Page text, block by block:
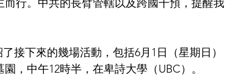
行。中共的長臂管轄以及跨國干預，提醒我
接下來的幾場活動，包括6月1日（星期日）
，中午12時半，在卑詩大學（UBC）。